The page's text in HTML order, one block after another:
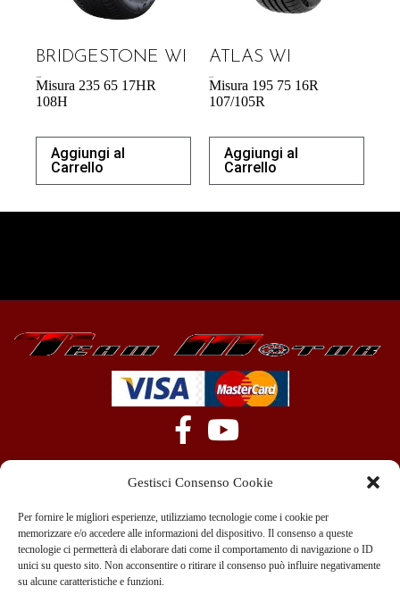
Gestisci Consenso Cookie
Per fornire le migliori esperienze, utilizziamo tecnologie come i cookie per
memorizzare e/o accedere alle informazioni del dispositivo. Il consenso a queste
tecnologie ci permetterà di elaborare dati come il comportamento di navigazione o ID
unici su questo sito. Non acconsentire o ritirare il consenso può influire negativamente
su alcune caratteristiche e funzioni.
BRIDGESTONE WI
Misura 235 65 17HR
108H
Aggiungi al
Carrello
ATLAS WI
Misura 195 75 16R
107/105R
Aggiungi al
Carrello
+39 351 970 89 33
info@teammotor.it